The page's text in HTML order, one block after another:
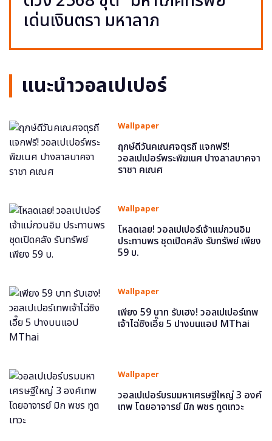
เด่นเงินตรา มหาลาภ
แนะนำวอลเปเปอร์
Wallpaper
ฤกษ์ดีวันคเณศจตุรถี แจกฟรี!
วอลเปเปอร์พระพิฆเนศ ปางลาลบาคจา
ราชา คเณศ
Wallpaper
โหลดเลย! วอลเปเปอร์เจ้าแม่กวนอิม
ประทานพร ชุดเปิดคลัง รับทรัพย์ เพียง
59 บ.
Wallpaper
เพียง 59 บาท รับเฮง! วอลเปเปอร์เทพ
เจ้าไฉ่ซิงเอี๊ย 5 ปางบนแอป MThai
Wallpaper
วอลเปเปอร์บรมมหาเศรษฐีใหญ่ 3 องค์
เทพ โดยอาจารย์ มิก พชร ทูตเทวะ